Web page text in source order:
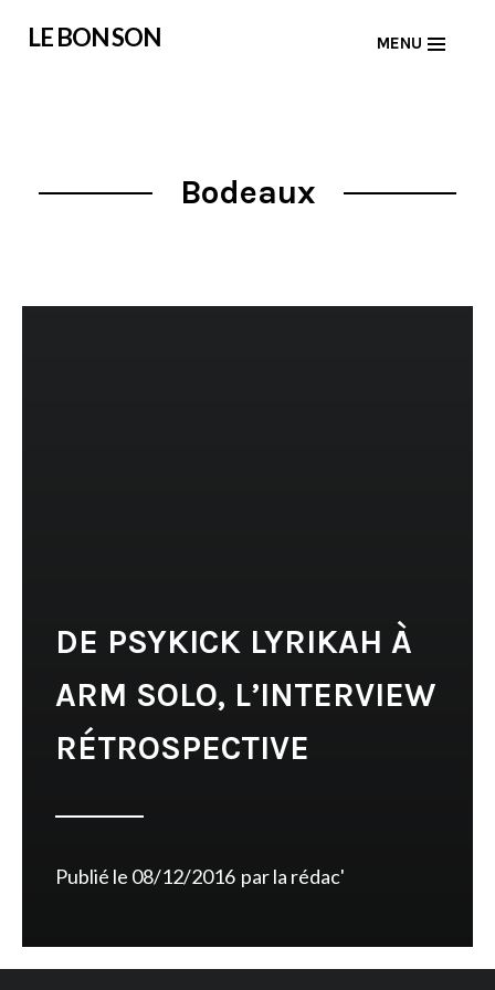
LE BON SON MENU
Bodeaux
DE PSYKICK LYRIKAH À
ARM SOLO, L’INTERVIEW
RÉTROSPECTIVE
Publié le 08/12/2016 parla rédac'